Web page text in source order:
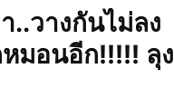
..วางกันไม่ลง
มอนอีก!!!!! ลุง